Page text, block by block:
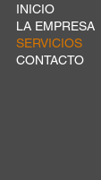
INICIO
LA EMPRESA
SERVICIOS
CONTACTO